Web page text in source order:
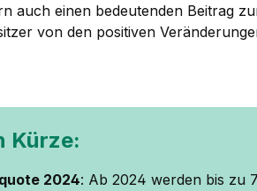
auch einen bedeutenden Beitrag
von den positiven
Kürze:
2024: Ab 2024 werden bis zu